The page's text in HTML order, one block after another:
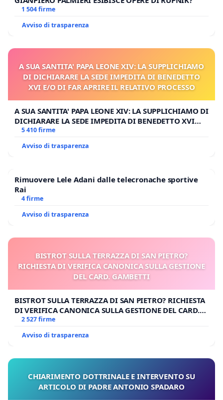
1 504 firme
Avviso di trasparenza
A SUA SANTITA' PAPA LEONE XIV: LA SUPPLICHIAMO
DI DICHIARARE LA SEDE IMPEDITA DI BENEDETTO
XVI E/O DI FAR APRIRE IL RELATIVO PROCESSO
A SUA SANTITA' PAPA LEONE XIV: LA SUPPLICHIAMO DI
DICHIARARE LA SEDE IMPEDITA DI BENEDETTO XVI
E/O DI FAR APRIRE IL RELATIVO PROCESSO
5 410 firme
Avviso di trasparenza
Rimuovere Lele Adani dalle telecronache sportive
Rai
4 firme
Avviso di trasparenza
BISTROT SULLA TERRAZZA DI SAN PIETRO?
RICHIESTA DI VERIFICA CANONICA SULLA GESTIONE
DEL CARD. GAMBETTI
BISTROT SULLA TERRAZZA DI SAN PIETRO? RICHIESTA
DI VERIFICA CANONICA SULLA GESTIONE DEL CARD.
GAMBETTI
2 527 firme
Avviso di trasparenza
CHIARIMENTO DOTTRINALE E INTERVENTO SU
ARTICOLO DI PADRE ANTONIO SPADARO